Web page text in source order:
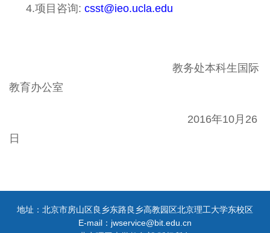
4.项目咨询: csst@ieo.ucla.edu
教务处本科生国际
教育办公室
2016年10月26
日
地址：北京市房山区良乡东路良乡高教园区北京理工大学东校区
E-mail：jwservice@bit.edu.cn